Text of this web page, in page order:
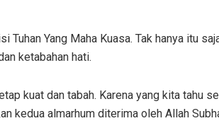
Tuhan Yang Maha Kuasa. Tak hanya itu
ketabahan hati.
kuat dan tabah. Karena yang kita tahu
kedua almarhum diterima oleh Allah